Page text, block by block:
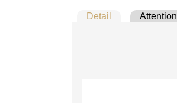
Detail Attention